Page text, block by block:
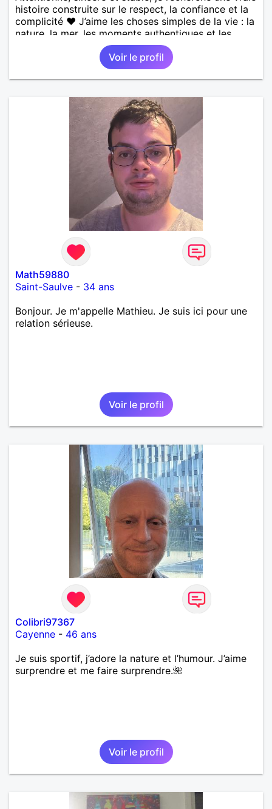
histoire construite sur le respect, la confiance et la
complicité ❤️ J’aime les choses simples de la vie : la
nature, la mer, les moments authentiques et les
personnes au grand cœur 🌊🌿 Très câlin et
affectueux, j’adore les petits moments de tendresse
et les calinous réguliers 😊❤️ La solitude finit parfois
par peser, alors si tu es en Nouvelle-Calédonie et
temps de discuter… et laissons l’avenir nous guider
Voir le profil
Math59880
Saint-Saulve - 34 ans
Bonjour. Je m'appelle Mathieu. Je suis ici pour une
relation sérieuse.
Voir le profil
Colibri97367
Cayenne - 46 ans
Je suis sportif, j’adore la nature et l’humour. J’aime
surprendre et me faire surprendre.🌺
Voir le profil